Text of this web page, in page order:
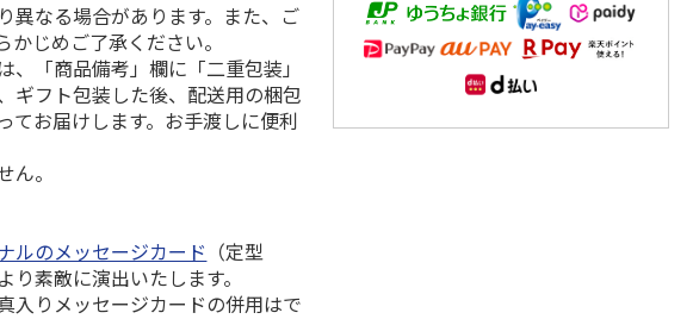
なる場合があります。また、ご
じめご了承ください。
「商品備考」欄に「二重包装」
ギフト包装した後、配送用の梱包
てお届けします。お手渡しに便利
。
ルのメッセージカード （定型
り素敵に演出いたします。
入りメッセージカードの併用はで